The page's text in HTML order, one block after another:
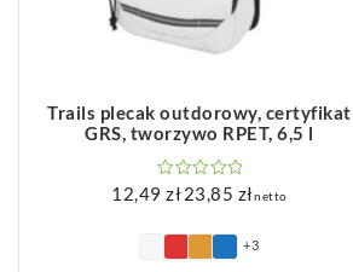
Trails plecak outdorowy, certyfikat
GRS, tworzywo RPET, 6,5 l
12,49zł23,85 złnetto
+3